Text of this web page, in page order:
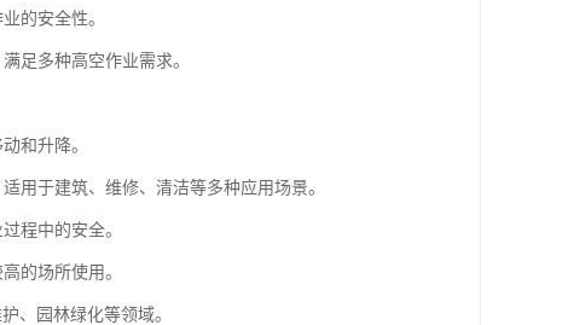
的安全性。
足多种高空作业需求。
和升降。
用于建筑、维修、清洁等多种应用场景。
程中的安全。
的场所使用。
、园林绿化等领域。